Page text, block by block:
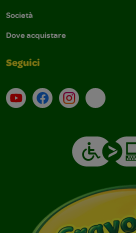
Società
Dove acquistare
Seguici
Su YouTube
ContattiProfilo Instagram
Email